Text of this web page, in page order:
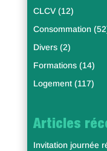
CLCV(12)
Consommation
Divers(2)
Formations(14)
Logement(117)
Articles
Invitation journée